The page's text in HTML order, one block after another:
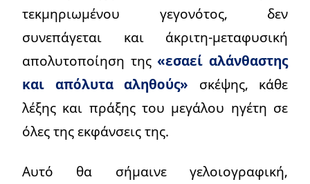
τεκμηριωμένου γεγονότος, δεν
συνεπάγεται και άκριτη-μεταφυσική
απολυτοποίηση της«εσαεί αλάνθαστης
και απόλυτα αληθούς» σκέψης, κάθε
λέξης και πράξης του μεγάλου ηγέτη σε
όλες της εκφάνσεις της.
Αυτό θα σήμαινε γελοιογραφική,